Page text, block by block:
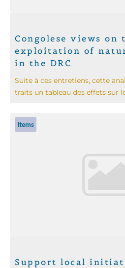
Congolese views on
exploitation of
in the DRC
Suite à ces entretiens, cette
traits un tableau des effets sur
Items
Support local